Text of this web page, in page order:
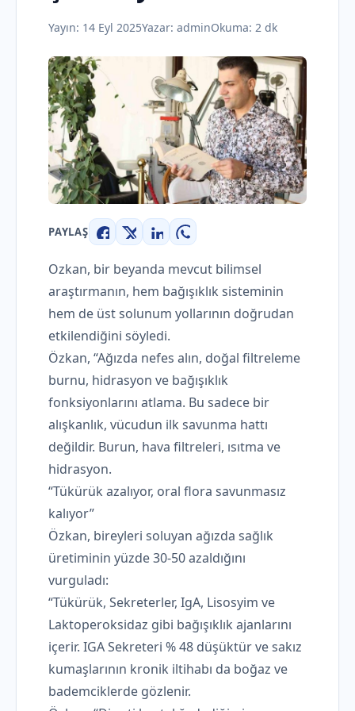
Yayın: 14 Eyl 2025Yazar: adminOkuma: 2 dk
PAYLAŞ
Facebook
X LinkedInWhatsApp
Ozkan, bir beyanda mevcut bilimsel
araştırmanın, hem bağışıklık sisteminin
hem de üst solunum yollarının doğrudan
etkilendiğini söyledi.
Özkan, “Ağızda nefes alın, doğal filtreleme
burnu, hidrasyon ve bağışıklık
fonksiyonlarını atlama. Bu sadece bir
alışkanlık, vücudun ilk savunma hattı
değildir. Burun, hava filtreleri, ısıtma ve
hidrasyon.
“Tükürük azalıyor, oral flora savunmasız
kalıyor”
Özkan, bireyleri soluyan ağızda sağlık
üretiminin yüzde 30-50 azaldığını
vurguladı:
“Tükürük, Sekreterler, IgA, Lisosyim ve
Laktoperoksidaz gibi bağışıklık ajanlarını
içerir. IGA Sekreteri % 48 düşüktür ve sakız
kumaşlarının kronik iltihabı da boğaz ve
bademciklerde gözlenir.